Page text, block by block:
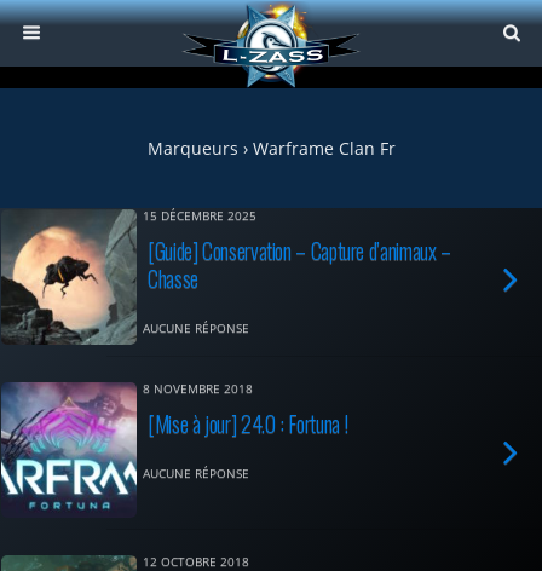
Marqueurs › Warframe Clan Fr
15 DÉCEMBRE 2025
[Guide] Conservation – Capture d’animaux –
Chasse
AUCUNE RÉPONSE
8 NOVEMBRE 2018
[Mise à jour] 24.0 : Fortuna !
AUCUNE RÉPONSE
12 OCTOBRE 2018